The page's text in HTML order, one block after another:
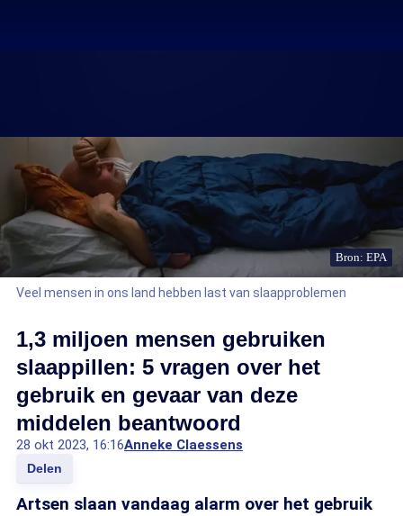
Bron: EPA
Veel mensen in ons land hebben last van slaapproblemen
1,3 miljoen mensen gebruiken
slaappillen: 5 vragen over het
gebruik en gevaar van deze
middelen beantwoord
28 okt 2023, 16:16Anneke Claessens
Delen
Artsen slaan vandaag alarm over het gebruik